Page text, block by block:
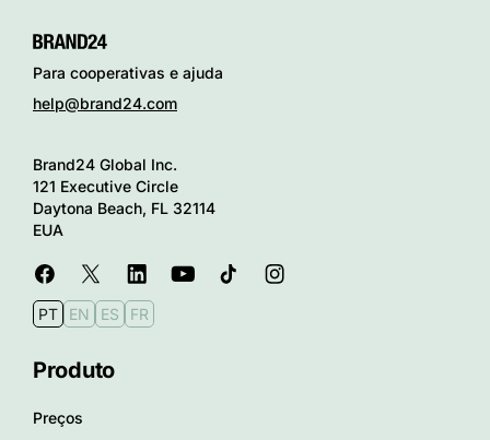
Para cooperativas e ajuda
help@brand24.com
Brand24 Global Inc.
121 Executive Circle
Daytona Beach, FL 32114
EUA
PT EN ES FR
Produto
Preços